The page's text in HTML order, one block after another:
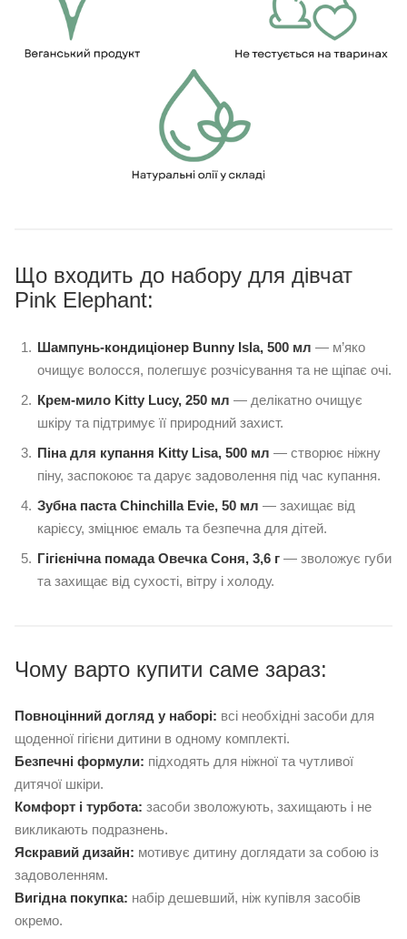
Що входить до набору для дівчат
Pink Elephant:
Шампунь-кондиціонер Bunny Isla, 500 мл — м’яко
очищує волосся, полегшує розчісування та не щіпає очі.
Крем-мило Kitty Lucy, 250 мл — делікатно очищує
шкіру та підтримує її природний захист.
Піна для купання Kitty Lisa, 500 мл — створює ніжну
піну, заспокоює та дарує задоволення під час купання.
Зубна паста Chinchilla Evie, 50 мл — захищає від
карієсу, зміцнює емаль та безпечна для дітей.
Гігієнічна помада Овечка Соня, 3,6 г — зволожує губи
та захищає від сухості, вітру і холоду.
Чому варто купити саме зараз:
Повноцінний догляд у наборі: всі необхідні засоби для
щоденної гігієни дитини в одному комплекті.
Безпечні формули: підходять для ніжної та чутливої
дитячої шкіри.
Комфорт і турбота: засоби зволожують, захищають і не
викликають подразнень.
Яскравий дизайн: мотивує дитину доглядати за собою із
задоволенням.
Вигідна покупка: набір дешевший, ніж купівля засобів
окремо.